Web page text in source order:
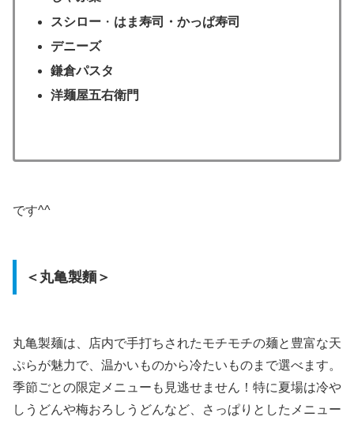
スシロー ・ はま寿司・かっぱ寿司
デニーズ
鎌倉パスタ
洋麺屋五右衛門
です^^
＜丸亀製麵＞
丸亀製麺は、店内で手打ちされたモチモチの麺と豊富な天
ぷらが魅力で、温かいものから冷たいものまで選べます。
季節ごとの限定メニューも見逃せません！特に夏場は冷や
しうどんや梅おろしうどんなど、さっぱりとしたメニュー